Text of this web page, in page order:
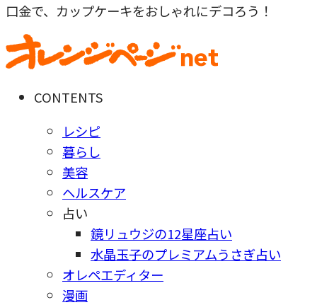
口金で、カップケーキをおしゃれにデコろう！
CONTENTS
レシピ
暮らし
美容
ヘルスケア
占い
鏡リュウジの12星座占い
水晶玉子のプレミアムうさぎ占い
オレペエディター
漫画